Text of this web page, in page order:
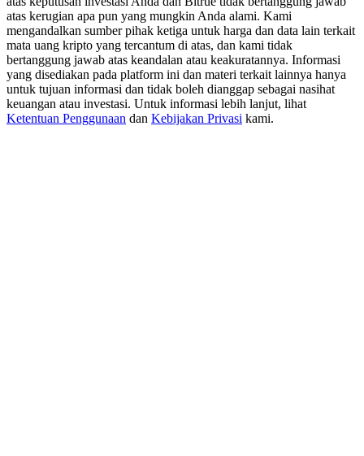
Register & Trade to Win 500,000 USDT
Precious Metals Trading Carnival
Trade Gold & Silver · 33,333 USDT Bonus
atas kerugian apa pun yang mungkin Anda alami. Kami
mengandalkan sumber pihak ketiga untuk harga dan data lain terkait
mata uang kripto yang tercantum di atas, dan kami tidak
bertanggung jawab atas keandalan atau keakuratannya. Informasi
yang disediakan pada platform ini dan materi terkait lainnya hanya
untuk tujuan informasi dan tidak boleh dianggap sebagai nasihat
keuangan atau investasi. Untuk informasi lebih lanjut, lihat
Ketentuan Penggunaan dan Kebijakan Privasi kami.